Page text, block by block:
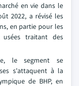
en vie dans le
2022, a révisé les
en partie pour les
usées traitant des
le segment se
s'attaquent à la
de BHP, en